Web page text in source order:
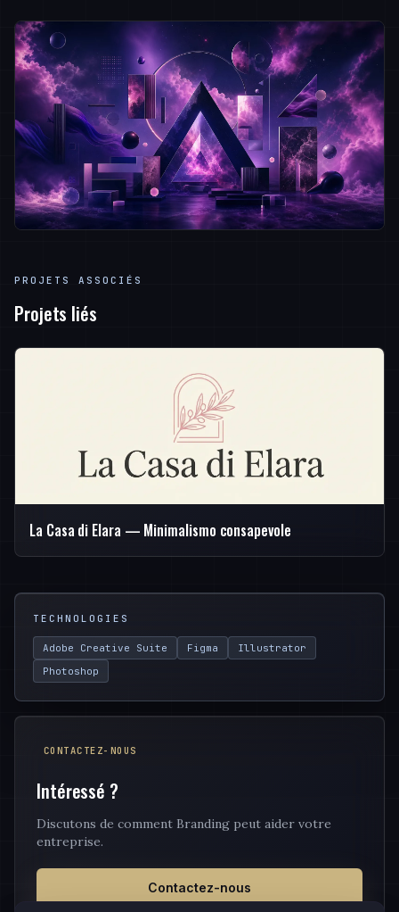
PROJETS ASSOCIÉS
Projets liés
La Casa di Elara — Minimalismo consapevole
TECHNOLOGIES
Adobe Creative Suite Figma
Illustrator
Photoshop
CONTACTEZ-NOUS
Intéressé ?
Discutons de comment Branding peut aider votre
entreprise.
Contactez-nous